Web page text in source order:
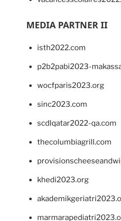
MEDIA PARTNER II
isth2022.com
p2b2pabi2023-
wocfparis2023.org
sinc2023.com
scdlqatar2022-qa.com
thecolumbiagrill.com
khedi2023.org